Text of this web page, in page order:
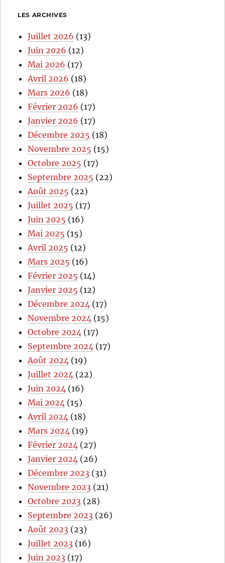
LES ARCHIVES
Juillet 2026 (13)
Juin 2026 (12)
Mai 2026 (17)
Avril 2026 (18)
Mars 2026 (18)
Février 2026 (17)
Janvier 2026 (17)
Décembre 2025 (18)
Novembre 2025 (15)
Octobre 2025 (17)
Septembre 2025 (22)
Août 2025 (22)
Juillet 2025 (17)
Juin 2025 (16)
Mai 2025 (15)
Avril 2025 (12)
Mars 2025 (16)
Février 2025 (14)
Janvier 2025 (12)
Décembre 2024 (17)
Novembre 2024 (15)
Octobre 2024 (17)
Septembre 2024 (17)
Août 2024 (19)
Juillet 2024 (22)
Juin 2024 (16)
Mai 2024 (15)
Avril 2024 (18)
Mars 2024 (19)
Février 2024 (27)
Janvier 2024 (26)
Décembre 2023 (31)
Novembre 2023 (21)
Octobre 2023 (28)
Septembre 2023 (26)
Août 2023 (23)
Juillet 2023 (16)
Juin 2023 (17)